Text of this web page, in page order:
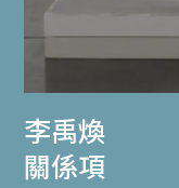
李禹煥
關係項